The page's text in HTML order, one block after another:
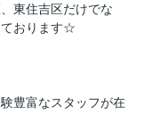
東住吉区だけでな
ております☆
豊富なスタッフが在